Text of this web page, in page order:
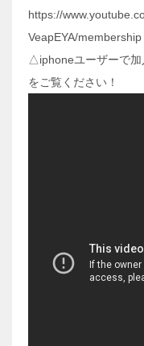
https://
VeapEYA/membership
△iphoneユーザーで加
をご覧ください！